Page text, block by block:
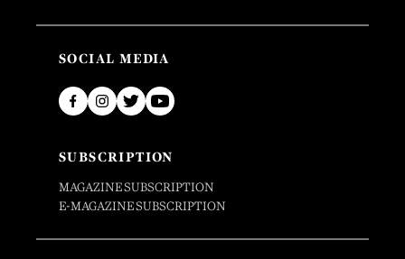
SOCIAL MEDIA
SUBSCRIPTION
MAGAZINE SUBSCRIPTION
E-MAGAZINE SUBSCRIPTION